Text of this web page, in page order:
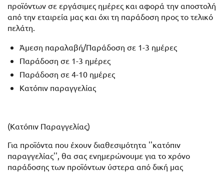
προϊόντων σε εργάσιμες ημέρες και αφορά την αποστολή
από την εταιρεία μας και όχι τη παράδοση προς το τελικό
πελάτη.
Άμεση παραλαβή/Παράδοση σε 1-3 ημέρες
Παράδοση σε 1-3 ημέρες
Παράδοση σε 4-10 ημέρες
Κατόπιν παραγγελίας
(Κατόπιν Παραγγελίας)
Για προϊόντα που έχουν διαθεσιμότητα ''κατόπιν
παραγγελίας'', θα σας ενημερώνουμε για το χρόνο
παράδοσης των προϊόντων ύστερα από δική μας